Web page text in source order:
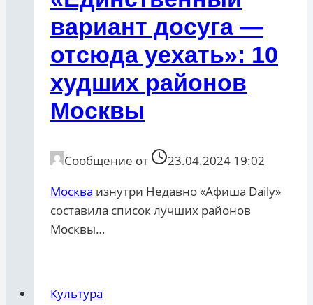
вариант досуга ―
отсюда уехать»: 10
худших районов
Москвы
Сообщение от
23.04.2024 19:02
Москва изнутри Недавно «Афиша Daily»
составила список лучших районов
Москвы…
Культура